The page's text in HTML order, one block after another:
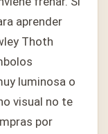
aprender
Thoth
luminosa o
visual no te
por